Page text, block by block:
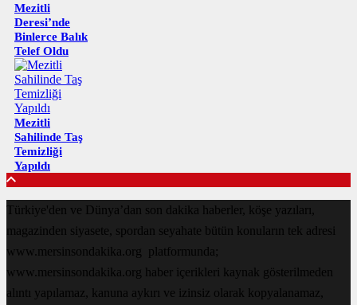
Mezitli
Deresi’nde
Binlerce Balık
Telef Oldu
Mezitli
Sahilinde Taş
Temizliği
Yapıldı
Türkiye'den ve Dünya’dan son dakika haberler, köşe yazıları,
magazinden siyasete, spordan seyahate bütün konuların tek adresi
www.mersinsondakika.org platformunda;
www.mersinsondakika.org haber içerikleri kaynak gösterilmeden
alıntı yapılamaz, kanuna aykırı ve izinsiz olarak kopyalanamaz,